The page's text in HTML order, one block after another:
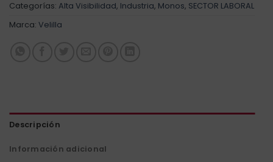
Categorías: Alta Visibilidad, Industria, Monos, SECTOR LABORAL
Marca: Velilla
Descripción
Información adicional